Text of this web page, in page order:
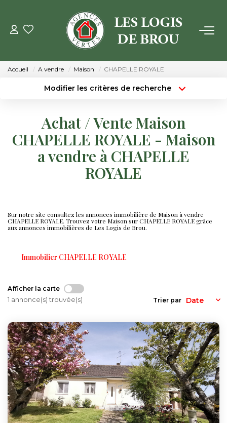
ESTIMATION
NOTRE AGENCE
Notre Équipe
Nos Actualités
Accueil A vendre Maison CHAPELLE ROYALE
Modifier les critères de recherche
Sélectionnez...
Type de bien
Surface min
Budget max Plus de critères
Créer une alerte
Achat / Vente Maison
CHAPELLE ROYALE - Maison
a vendre à CHAPELLE
ROYALE
Sur notre site consultez les annonces immobilière de Maison à vendre
CHAPELLE ROYALE. Trouvez votre Maison sur CHAPELLE ROYALE grâce
aux annonces immobilières de Les Logis de Brou.
Immobilier CHAPELLE ROYALE
Afficher la carte
1 annonce(s) trouvée(s) Trier par